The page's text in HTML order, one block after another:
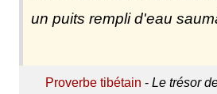
un puits rempli d'eau
Proverbe tibétain -Le trésor